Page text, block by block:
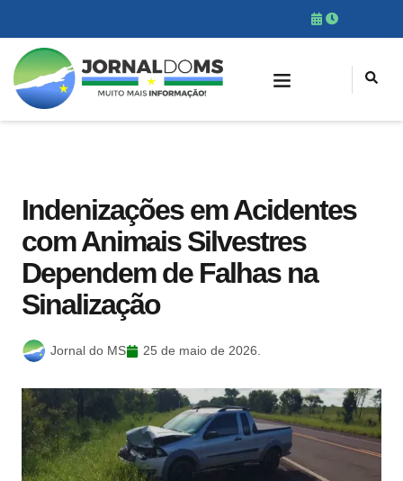
Indenizações em Acidentes
com Animais Silvestres
Dependem de Falhas na
Sinalização
Jornal do MS 25 de maio de 2026.